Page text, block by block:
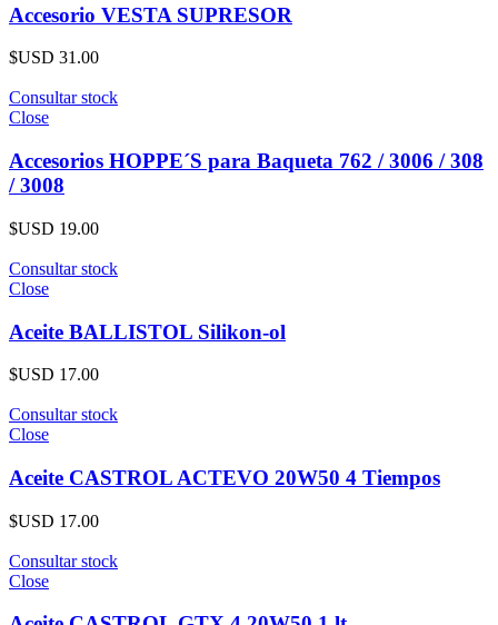
Accesorio VESTA SUPRESOR
$USD 31.00
Consultar stock
Close
Accesorios HOPPE´S para Baqueta 762 / 3006 / 308
/ 3008
$USD 19.00
Consultar stock
Close
Aceite BALLISTOL Silikon-ol
$USD 17.00
Consultar stock
Close
Aceite CASTROL ACTEVO 20W50 4 Tiempos
$USD 17.00
Consultar stock
Close